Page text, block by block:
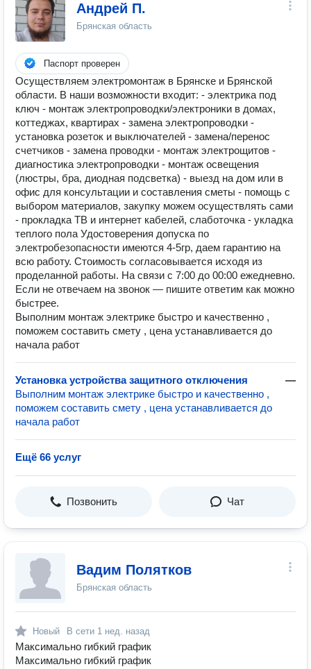
Андрей П.
Брянская область
Паспорт проверен
Осуществляем электромонтаж в Брянске и Брянской
области. В наши возможности входит: - электрика под
ключ - монтаж электропроводки/электроники в домах,
коттеджах, квартирах - замена электропроводки -
установка розеток и выключателей - замена/перенос
счетчиков - замена проводки - монтаж электрощитов -
диагностика электропроводки - монтаж освещения
(люстры, бра, диодная подсветка) - выезд на дом или в
офис для консультации и составления сметы - помощь с
выбором материалов, закупку можем осуществлять сами
- прокладка ТВ и интернет кабелей, слаботочка - укладка
теплого пола Удостоверения допуска по
электробезопасности имеются 4-5гр, даем гарантию на
всю работу. Стоимость согласовывается исходя из
проделанной работы. На связи с 7:00 до 00:00 ежедневно.
Если не отвечаем на звонок — пишите ответим как можно
быстрее.
Выполним монтаж электрике быстро и качественно ,
поможем составить смету , цена устанавливается до
начала работ
Установка устройства защитного отключения
—
Выполним монтаж электрике быстро и качественно ,
поможем составить смету , цена устанавливается до
начала работ
Ещё 66 услуг
Позвонить Чат
Вадим Полятков
Брянская область
Новый В сети 1 нед. назад
Максимально гибкий график
Максимально гибкий график